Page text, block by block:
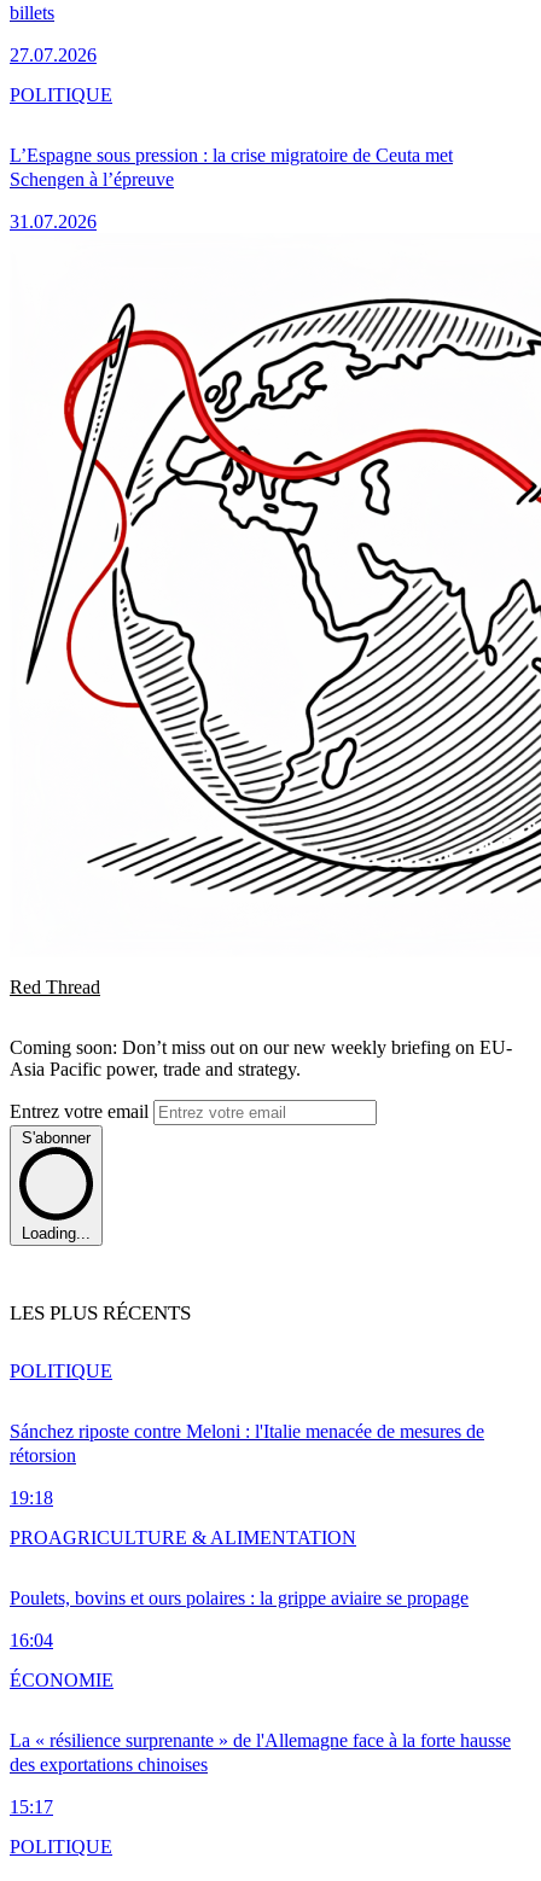
billets
27.07.2026
L’Espagne sous pression : la crise migratoire de Ceuta met
Schengen à l’épreuve
31.07.2026
POLITIQUE
Red Thread
Coming soon: Don’t miss out on our new weekly briefing on EU-
Asia Pacific power, trade and strategy.
Entrez votre email
S'abonner
Loading...
LES PLUS RÉCENTS
Sánchez riposte contre Meloni : l'Italie menacée de mesures de
rétorsion
19:18
POLITIQUE
Poulets, bovins et ours polaires : la grippe aviaire se propage
16:04
PROAGRICULTURE & ALIMENTATION
La « résilience surprenante » de l'Allemagne face à la forte hausse
des exportations chinoises
15:17
ÉCONOMIE
POLITIQUE